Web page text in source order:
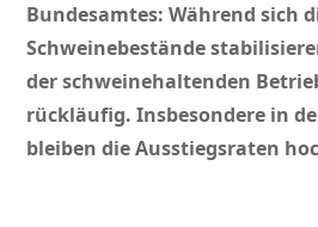
Bundesamtes: Während sich
Schweinebestände
der schweinehaltenden
rückläufig. Insbesondere in
bleiben die Ausstiegsraten